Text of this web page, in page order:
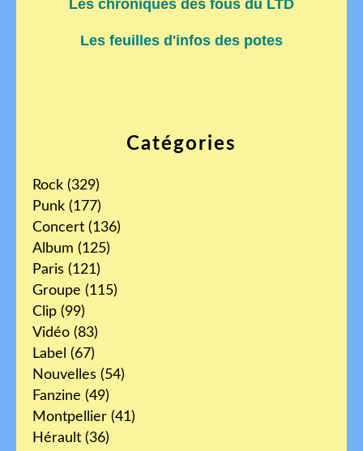
Catégories
Rock (329)
Punk (177)
Concert (136)
Album (125)
Paris (121)
Groupe (115)
Clip (99)
Vidéo (83)
Label (67)
Nouvelles (54)
Fanzine (49)
Montpellier (41)
Hérault (36)
Les chroniques des fous du LTD
Les feuilles d'infos des potes